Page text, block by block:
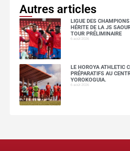
Autres articles
LIGUE DES
HÉRITE DE LA JS
TOUR PRÉLIMINAIRE
6 août 2026
LE HOROYA ATHLETIC
PRÉPARATIFS AU
YOROKOGUIA.
6 août 2026